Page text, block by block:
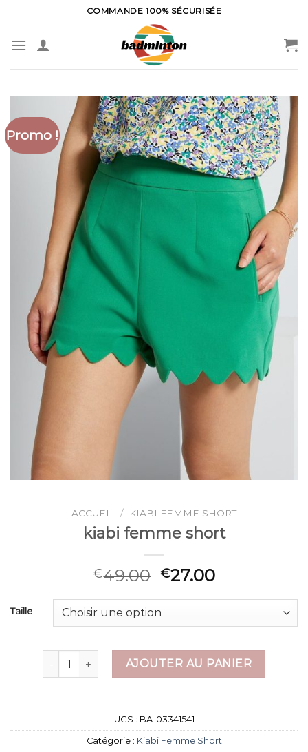
content
COMMANDE 100% SÉCURISÉE
Promo !
ACCUEIL / KIABI FEMME SHORT
kiabi femme short
€49.00 €27.00
Taille
quantité de kiabi femme short
AJOUTER AU PANIER
UGS : BA-03341541
Catégorie : Kiabi Femme Short